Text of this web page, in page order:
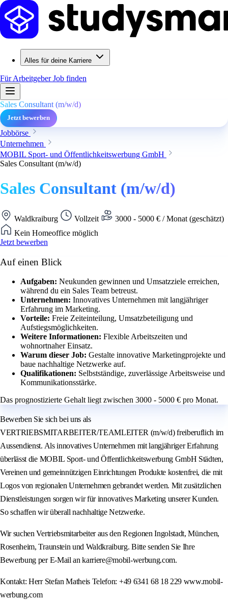
Alles für deine Karriere
Für ArbeitgeberJob finden
Sales Consultant (m/w/d)
Jetzt bewerben
Jobbörse
Unternehmen
MOBIL Sport- und Öffentlichkeitswerbung GmbH
Sales Consultant (m/w/d)
Sales Consultant (m/w/d)
Waldkraiburg Vollzeit
3000 - 5000 € / Monat (geschätzt)
Kein Homeoffice möglich
Jetzt bewerben
Auf einen Blick
Aufgaben: Neukunden gewinnen und Umsatzziele erreichen,
während du ein Sales Team betreust.
Unternehmen: Innovatives Unternehmen mit langjähriger
Erfahrung im Marketing.
Vorteile: Freie Zeiteinteilung, Umsatzbeteiligung und
Aufstiegsmöglichkeiten.
Weitere Informationen: Flexible Arbeitszeiten und
wohnortnaher Einsatz.
Warum dieser Job: Gestalte innovative Marketingprojekte und
baue nachhaltige Netzwerke auf.
Qualifikationen: Selbstständige, zuverlässige Arbeitsweise und
Kommunikationsstärke.
Das prognostizierte Gehalt liegt zwischen 3000 - 5000 € pro Monat.
Bewerben Sie sich bei uns als
VERTRIEBSMITARBEITER/TEAMLEITER (m/w/d) freiberuflich im
Aussendienst. Als innovatives Unternehmen mit langjähriger Erfahrung
überlässt die MOBIL Sport- und Öffentlichkeitswerbung GmbH Städten,
Vereinen und gemeinnützigen Einrichtungen Produkte kostenfrei, die mit
Logos von regionalen Unternehmen gebrandet werden. Mit zusätzlichen
Dienstleistungen sorgen wir für innovatives Marketing unserer Kunden.
So schaffen wir überall nachhaltige Netzwerke.
Wir suchen Vertriebsmitarbeiter aus den Regionen Ingolstadt, München,
Rosenheim, Traunstein und Waldkraiburg. Bitte senden Sie Ihre
Bewerbung per E-Mail an karriere@mobil-werbung.com.
Kontakt: Herr Stefan Matheis Telefon: +49 6341 68 18 229 www.mobil-
werbung.com